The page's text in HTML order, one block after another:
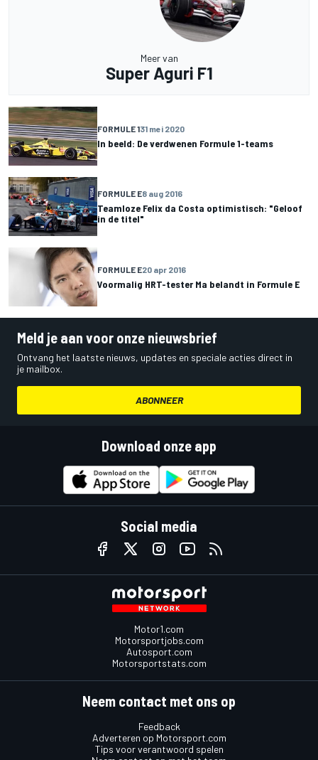
Meer van
Super Aguri F1
FORMULE 131 mei 2020
In beeld: De verdwenen Formule 1-teams
FORMULE E8 aug 2016
Teamloze Felix da Costa optimistisch: "Geloof
in de titel"
FORMULE E20 apr 2016
Voormalig HRT-tester Ma belandt in Formule E
Meld je aan voor onze nieuwsbrief
Ontvang het laatste nieuws, updates en speciale acties direct in
je mailbox.
ABONNEER
Download onze app
Social media
Motor1.com
Motorsportjobs.com
Autosport.com
Motorsportstats.com
Neem contact met ons op
Feedback
Adverteren op Motorsport.com
Tips voor verantwoord spelen